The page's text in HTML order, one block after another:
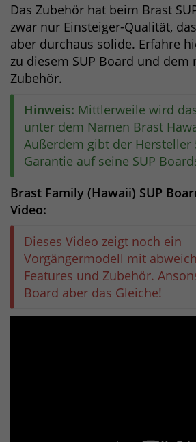
Das Zubehör hat beim Brast
zwar nur Einsteiger-Qualität,
aber durchaus solide. Erfahre
zu diesem SUP Board und dem
Zubehör.
Hinweis: Mittlerweile wird
unter dem Namen Brast
Außerdem gibt der Hersteller
Garantie auf seine SUP
Brast Family (Hawaii) SUP
Video:
Dieses Video zeigt noch ein
Vorgängermodell mit
Features und Zubehör.
Board aber das Gleiche!